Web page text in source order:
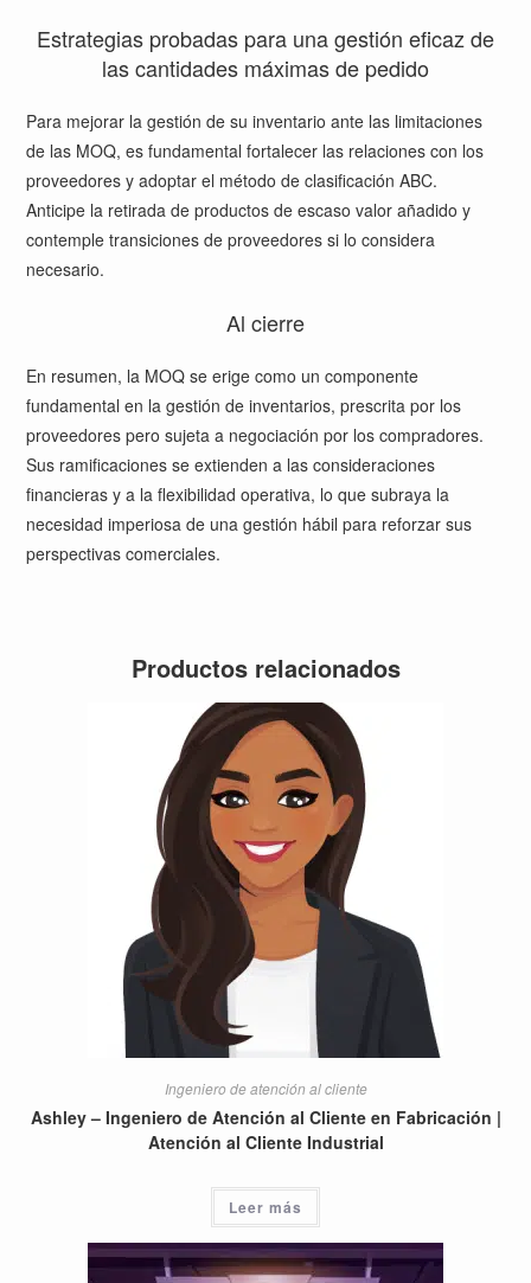
Estrategias probadas para una gestión eficaz de
las cantidades máximas de pedido
Para mejorar la gestión de su inventario ante las limitaciones
de las MOQ, es fundamental fortalecer las relaciones con los
proveedores y adoptar el método de clasificación ABC.
Anticipe la retirada de productos de escaso valor añadido y
contemple transiciones de proveedores si lo considera
necesario.
Al cierre
En resumen, la MOQ se erige como un componente
fundamental en la gestión de inventarios, prescrita por los
proveedores pero sujeta a negociación por los compradores.
Sus ramificaciones se extienden a las consideraciones
financieras y a la flexibilidad operativa, lo que subraya la
necesidad imperiosa de una gestión hábil para reforzar sus
perspectivas comerciales.
Productos relacionados
Ingeniero de atención al cliente
Ashley – Ingeniero de Atención al Cliente en Fabricación |
Atención al Cliente Industrial
Leer más